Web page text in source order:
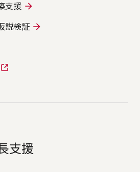
支援
説検証
支援